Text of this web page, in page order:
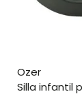
ozer
silla infantil para comedor